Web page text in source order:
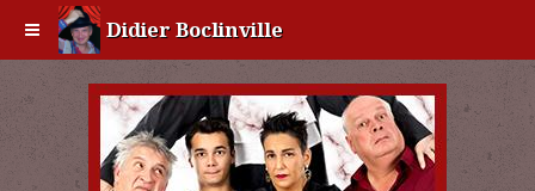
Didier Boclinville